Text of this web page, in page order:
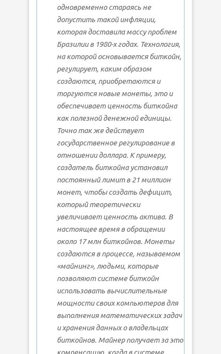
одновременно стараясь не
допустить такой инфляции,
которая доставила массу проблем
Бразилии в 1980-х годах. Технология,
на которой основывается биткойн,
регулирует, каким образом
создаются, приобретаются и
торгуются новые монеты, это и
обеспечивает ценность биткойна
как полезной денежной единицы.
Точно так же действует
государственное регулирование в
отношении доллара. К примеру,
создатель биткойна установил
постоянный лимит в 21 миллион
монет, чтобы создать дефицит,
который теоретически
увеличивает ценность актива. В
настоящее время в обращении
около 17 млн биткойнов. Монеты
создаются в процессе, называемом
«майнинг», людьми, которые
позволяют системе биткойн
использовать вычислительные
мощности своих компьютеров для
выполнения математических задач
и хранения данных о владельцах
биткойнов. Майнер получает за это